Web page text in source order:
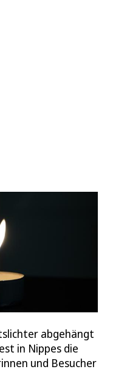
abgehängt
in Nippes die
und Besucher